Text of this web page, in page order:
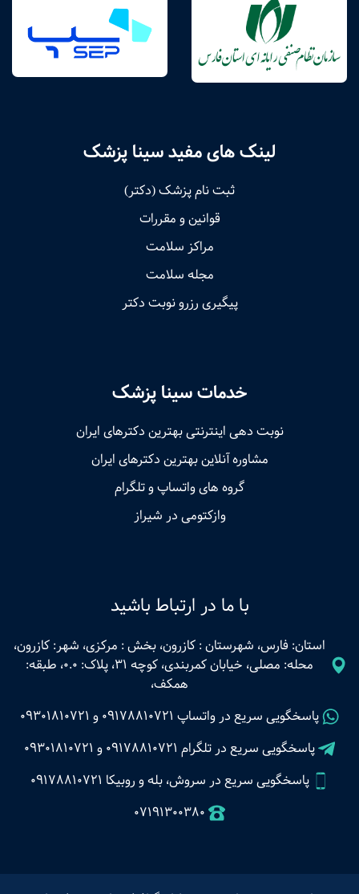
لینک های مفید سینا پزشک
ثبت نام پزشک (دکتر)
قوانین و مقررات
مراکز سلامت
مجله سلامت
پیگیری رزرو نوبت دکتر
خدمات سینا پزشک
نوبت‌ دهی اینترنتی بهترین دکترهای ایران
مشاوره آنلاین بهترین دکترهای ایران
گروه های واتساپ و تلگرام
وازکتومی در شیراز
با ما در ارتباط باشید
استان: فارس، شهرستان : کازرون، بخش : مرکزی، شهر: کازرون،
محله: مصلی، خیابان کمربندی، کوچه 31، پلاک: 0.0، طبقه:
همکف،
پاسخگویی سریع در واتساپ 09178810721 و 09301810721
پاسخگویی سریع در تلگرام 09178810721 و 09301810721
پاسخگویی سریع در سروش، بله و روبیکا 09178810721
07191300380